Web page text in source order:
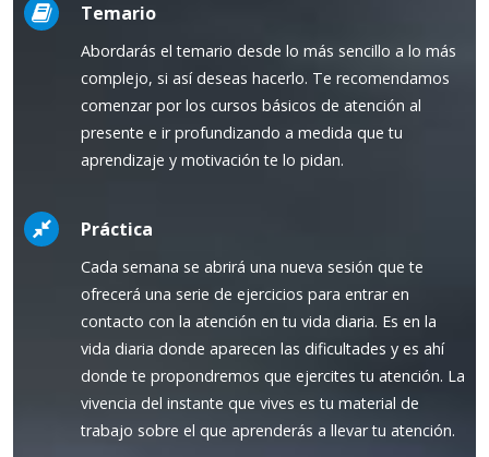
Temario
Abordarás el temario desde lo más sencillo a lo más
complejo, si así deseas hacerlo. Te recomendamos
comenzar por los cursos básicos de atención al
presente e ir profundizando a medida que tu
aprendizaje y motivación te lo pidan.
Práctica
Cada semana se abrirá una nueva sesión que te
ofrecerá una serie de ejercicios para entrar en
contacto con la atención en tu vida diaria. Es en la
vida diaria donde aparecen las dificultades y es ahí
donde te propondremos que ejercites tu atención. La
vivencia del instante que vives es tu material de
trabajo sobre el que aprenderás a llevar tu atención.